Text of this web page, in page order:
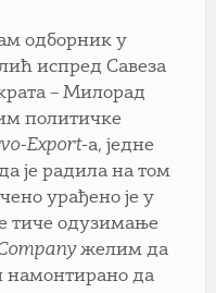
одборник у
испред Савеза
– Милорад
политичке
Export-а, једне
је радила на том
урађено је у
тиче одузимање
желим да
намонтирано да